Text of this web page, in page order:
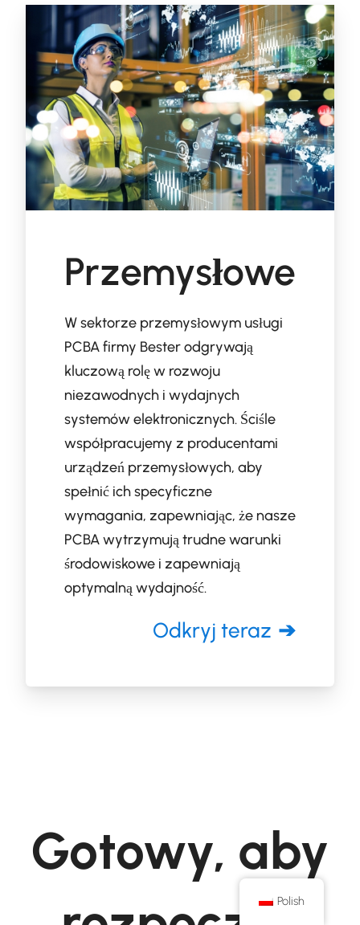
Przemysłowe
W sektorze przemysłowym usługi
PCBA firmy Bester odgrywają
kluczową rolę w rozwoju
niezawodnych i wydajnych
systemów elektronicznych. Ściśle
współpracujemy z producentami
urządzeń przemysłowych, aby
spełnić ich specyficzne
wymagania, zapewniając, że nasze
PCBA wytrzymują trudne warunki
środowiskowe i zapewniają
optymalną wydajność.
Odkryj teraz
Gotowy, aby
Polish